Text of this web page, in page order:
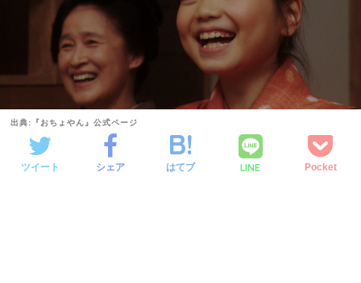
出典:『おちょやん』公式ページ
ツイート シェア はてブ LINE Pocket